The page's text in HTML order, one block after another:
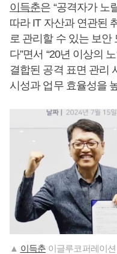
이득춘은 “공격자가 노
따라 IT 자산과 연관된
로 관리할 수 있는 보
다”면서 “20년 이상의
결합된 공격 표면 관리
시성과 업무 효율성을
▲ 이득춘 이글루코퍼레이